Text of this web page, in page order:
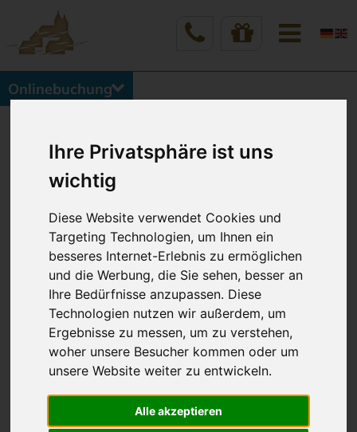
Ihre Privatsphäre ist uns
wichtig
Diese Website verwendet Cookies und
Targeting Technologien, um Ihnen ein
besseres Internet-Erlebnis zu ermöglichen
und die Werbung, die Sie sehen, besser an
Ihre Bedürfnisse anzupassen. Diese
Technologien nutzen wir außerdem, um
Ergebnisse zu messen, um zu verstehen,
woher unsere Besucher kommen oder um
unsere Website weiter zu entwickeln.
Alle akzeptieren
Onlinebuchung
Rund um Ihren Wohlfühlurlaub
Ausflüge & Entdeckertouren
AUSFLÜGE
Forschen & Entdecken
Die Museumswelt der Insel Usedom lohnt sich an
365 Tagen im Jahr.
Phänomenta
, Peenemünde - Anfassen und
Experimentieren erwünscht!